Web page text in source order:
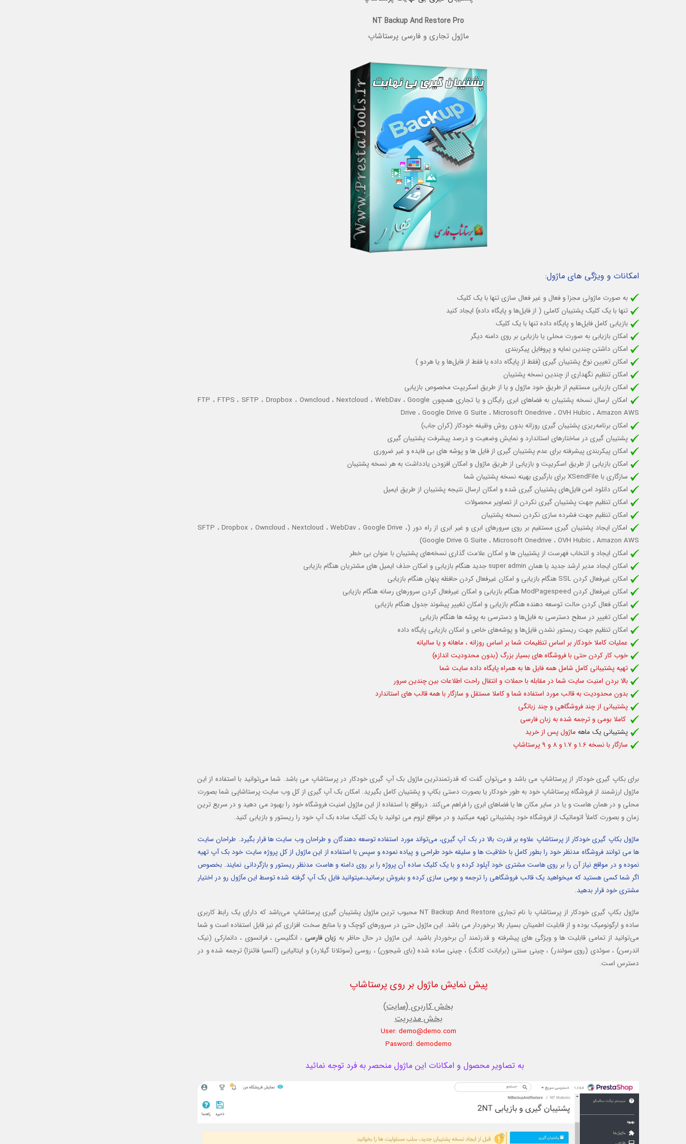
NT Backup And Restore Pro
ماژول تجاری و فارسی پرستاشاپ
امکانات و ویژگی های ماژول:
به صورت ماژولی مجزا و فعال و غیر فعال سازی تنها با یک کلیک
تنها با یک کلیک پشتیبان کاملی ( از فایل‌ها و پایگاه داده) ایجاد کنید
بازیابی کامل فایل‌ها و پایگاه داده تنها با یک کلیک
امکان بازیابی به صورت محلی یا بازیابی بر روی دامنه دیگر
امکان داشتن چندین نمایه و پروفایل پیکربندی
امکان تعیین نوع پشتیبان گیری (فقط از پایگاه داده یا فقط از فایل‌ها و یا هردو )
امکان تنظیم نگهداری از چندین نسخه پشتیبان
امکان بازیابی مستقیم از طریق خود ماژول و یا از طریق اسکریپت مخصوص بازیابی
امکان ارسال نسخه پشتیبان به فضاهای ابری رایگان و یا تجاری همچون FTP ، FTPS ، SFTP ، Dropbox ، Owncloud ، Nextcloud ، WebDav ، Google
Drive ، Google Drive G Suite ، Microsoft Onedrive ، OVH Hubic ، Amazon AWS
امکان برنامه‌ریزی پشتیبان گیری روزانه بدون روش وظیفه خودکار (کران جاب)
پشتیبان گیری در ساختارهای استاندارد و نمایش وضعیت و درصد پیشرفت پشتیبان گیری
امکان پیکربندی پیشرفته برای عدم پشتیبان گیری از فایل ها و پوشه های بی فایده و غیر ضروری
امکان بازیابی از طریق اسکریپت و بازیابی از طریق ماژول و امکان افزودن یادداشت به هر نسخه پشتیبان
سازگاری با XSendFile برای بارگیری بهینه نسخه پشتیبان شما
امکان دانلود امن فایل‌های پشتیبان گیری شده و امکان ارسال نتیجه پشتیبان از طریق ایمیل
امکان تنظیم جهت پشتیبان گیری نکردن از تصاویر محصولات
امکان تنظیم جهت فشرده سازی نکردن نسخه پشتیبان
امکان ایجاد پشتیبان گیری مستقیم بر روی سرورهای ابری و غیر ابری از راه دور (SFTP ، Dropbox ، Owncloud ، Nextcloud ، WebDav ، Google Drive ،
Google Drive G Suite ، Microsoft Onedrive ، OVH Hubic ، Amazon AWS)
امکان ایجاد و انتخاب فهرست از پشتیبان ‌ها و امکان علامت گذاری نسخه‌های پشتیبان با عنوان بی خطر
امکان ایجاد مدیر ارشد جدید یا همان super admin جدید هنگام بازیابی و امکان حذف ایمیل های مشتریان هنگام بازیابی
امکان غیرفعال کردن SSL هنگام بازیابی و امکان غیرفعال کردن حافظه پنهان هنگام بازیابی
امکان غیرفعال کردن ModPagespeed هنگام بازیابی و امکان غیرفعال کردن سرورهای رسانه هنگام بازیابی
امکان فعال کردن حالت توسعه دهنده هنگام بازیابی و امکان تغییر پیشوند جدول هنگام بازیابی
امکان تغییر در سطح دسترسی به فایل‌ها و دسترسی به پوشه ها هنگام بازیابی
امکان تنظیم جهت ریستور نشدن فایل‌ها و پوشه‌های خاص و امکان بازیابی پایگاه داده
عملیات کاملا خودکار بر اساس تنظیمات شما بر اساس روزانه ، ماهانه و یا سالیانه
خوب کار کردن حتی با فروشگاه های بسیار بزرگ (بدون محدودیت اندازه)
تهیه پشتیبانی کامل شامل همه فایل ها به همراه پایگاه داده سایت شما
بالا بردن امنیت سایت شما در مقابله با حملات و انتقال راحت اطلاعات بین چندین سرور
بدون محدودیت به قالب مورد استفاده شما و کاملا مستقل و سازگار با همه قالب های استاندارد
پشتیبانی از چند فروشگاهی و چند زبانگی
کاملا بومی و ترجمه شده به زبان فارسی
پشتیبانی یک ماههماژول پس از خرید
سازگار با نسخه 1.6 و 1.7 و 8 و 9 پرستاشاپ
برای بکاپ گیری خودکار از پرستاشاپ می باشد و می‌توان گفت که قدرتمندترین ماژول بک آپ گیری خودکار در پرستاشاپ می باشد. شما می‌توانید با استفاده از این
ماژول ارزشمند از فروشگاه پرستاشاپ خود به طور خودکار یا بصورت دستی بکاپ و پشتیبان کامل بگیرید. امکان بک آپ گیری از کل وب سایت پرستاشاپی شما بصورت
محلی و در همان هاست و یا در سایر مکان ها یا فضاهای ابری را فراهم می‌کند. درواقع با استفاده از این ماژول امنیت فروشگاه خود را بهبود می دهید و در سریع ترین
زمان و بصورت کاملاً اتوماتیک از فروشگاه خود پشتیبانی تهیه میکنید و در مواقع لزوم می توانید با یک کلیک ساده بک آپ خود را ریستور و بازیابی کنید.
ماژول بکاپ گیری خودکار از پرستاشاپ علاوه بر قدرت بالا در بک آپ گیری، می‌تواند مورد استفاده توسعه دهندگان و طراحان وب سایت ها قرار بگیرد. طراحان سایت
ها می توانند فروشگاه مدنظر خود را بطور کامل با خلاقیت ها و سلیقه خود طراحی و پیاده نموده و سپس با استفاده از این ماژول از کل پروژه سایت خود بک آپ تهیه
نموده و در مواقع نیاز آن را بر روی هاست مشتری خود آپلود کرده و با یک کلیک ساده آن پروژه را بر روی دامنه و هاست مدنظر ریستور و بازگردانی نمایند. بخصوص
اگر شما کسی هستید که میخواهید یک قالب فروشگاهی را ترجمه و بومی سازی کرده و بفروش برسانید،‌میتوانید فایل بک آپ گرفته شده توسط این مآژول رو در اختیار
مشتری خود قرار بدهید.
ماژول بکاپ گیری خودکار از پرستاشاپ با نام تجاری NT Backup And Restore محبوب ترین ماژول پشتیبان گیری پرستاشاپ می‌باشد که دارای یک رابط کاربری
ساده و ارگونومیک بوده و از قابلیت اطمینان بسیار بالا برخوردار می باشد. این ماژول حتی در سرورهای کوچک و با منابع سخت افزاری کم نیز قابل استفاده است و شما
می‌توانید از تمامی قابلیت ها و ویژگی های پیشرفته و قدرتمند آن برخوردار باشید. این ماژول در حال حاظر به زبان فارسی ، انگلیسی ، فرانسوی ، دانمارکی (نیک
اندرسن) ، سوئدی (روی سولندر) ، چینی سنتی (برایانت کانگ) ، چینی ساده شده (بای شیجون) ، روسی (سوتلانا گیلارد) و ایتالیایی (آلسیا فائنزا) ترجمه شده و در
دسترس است.
پیش نمایش ماژول بر روی پرستاشاپ
بخش کاربری (سایت)
بخش مدیریت
User: demo@demo.com
Pasword: demodemo
به تصاویر محصول و امکانات این ماژول منحصر به فرد توجه نمائید